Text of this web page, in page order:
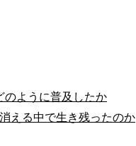
のように普及したか
える中で生き残ったのか